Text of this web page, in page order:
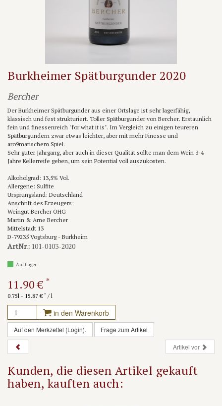
Burkheimer Spätburgunder 2020
Bercher
Der Burkheimer Spätburgunder aus einer Ortslage ist sehr lagerfähig,
klassisch und fest strukturiert. Toller Spätburgunder von Bercher. Erstaunlich
fein und finessenreich "for what it is". Im Vergleich zu einigen teureren
Spätburgundern zwar etwas leichter, aber mit mehr Finesse und
aro9matischem Spiel.
Sehr guter Jahrgang, aber auch in dieser Qualität sollte man dem Wein 3-4
Jahre Kellerreife geben, um sein Potential voll auszukosten.
Alkoholgrad: 13,5% Vol.
Allergene: Sulfite
Ursprungsland: Deutschland
Anschrift des Erzeugers:
Weingut Bercher OHG
Martin & Arne Bercher
Mittelstadt 13
D-79235 Vogtsburg - Burkheim
ArtNr.: 101-0103-2020
Auf Lager
11.90 € *
0.75l - 15.87 € * / l
in den Warenkorb
Auf den Merkzettel (Login). Frage zum Artikel
Artikel vor
Kunden, die diesen Artikel gekauft
haben, kauften auch: